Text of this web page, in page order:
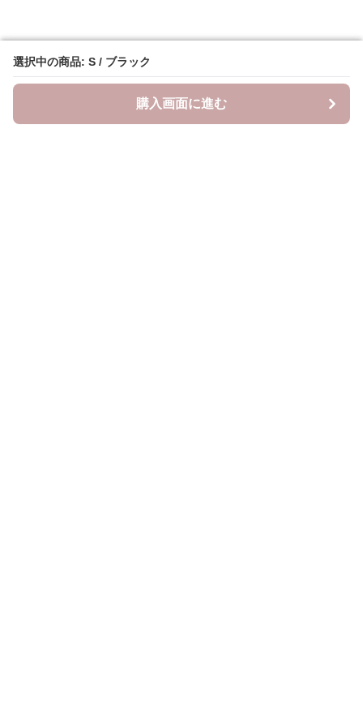
選択中の商品: S / ブラック
購入画面に進む
選択中の商品: S / ブラック
購入画面に進む